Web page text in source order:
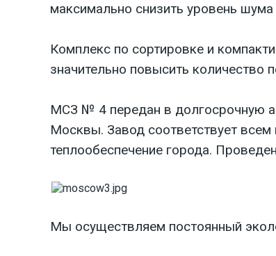
максимально снизить уровень
Комплекс по сортировке и
значительно повысить количество
МСЗ № 4 передан в долгосрочную
Москвы. Завод соответствует
теплообеспечение города.
Мы осуществляем постоянный